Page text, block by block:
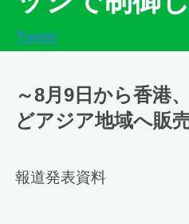
Tweet
～8月9日から香港
どアジア地域へ販
報道発表資料